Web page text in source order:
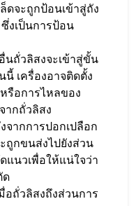
ดจะถูกป้อนเข้าสู่ถัง
งเป็นการป้อน
นถั่วลิสงจะเข้าสู่ขั้น
เครื่องอาจติดตั้ง
รือการไหลของ
ากถั่วลิสง
จากการปอกเปลือก
ถูกขนส่งไปยังส่วน
นวเพื่อให้แน่ใจว่า
ด
อถั่วลิสงถึงส่วนการ